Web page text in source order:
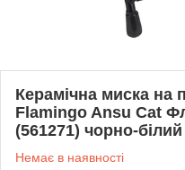
Керамічна миска на
Flamingo Ansu Cat
(561271) чорно-білий
Немає в наявності